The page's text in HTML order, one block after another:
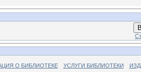
О БИБЛИОТЕКЕ УСЛУГИ БИБЛИОТЕКИ